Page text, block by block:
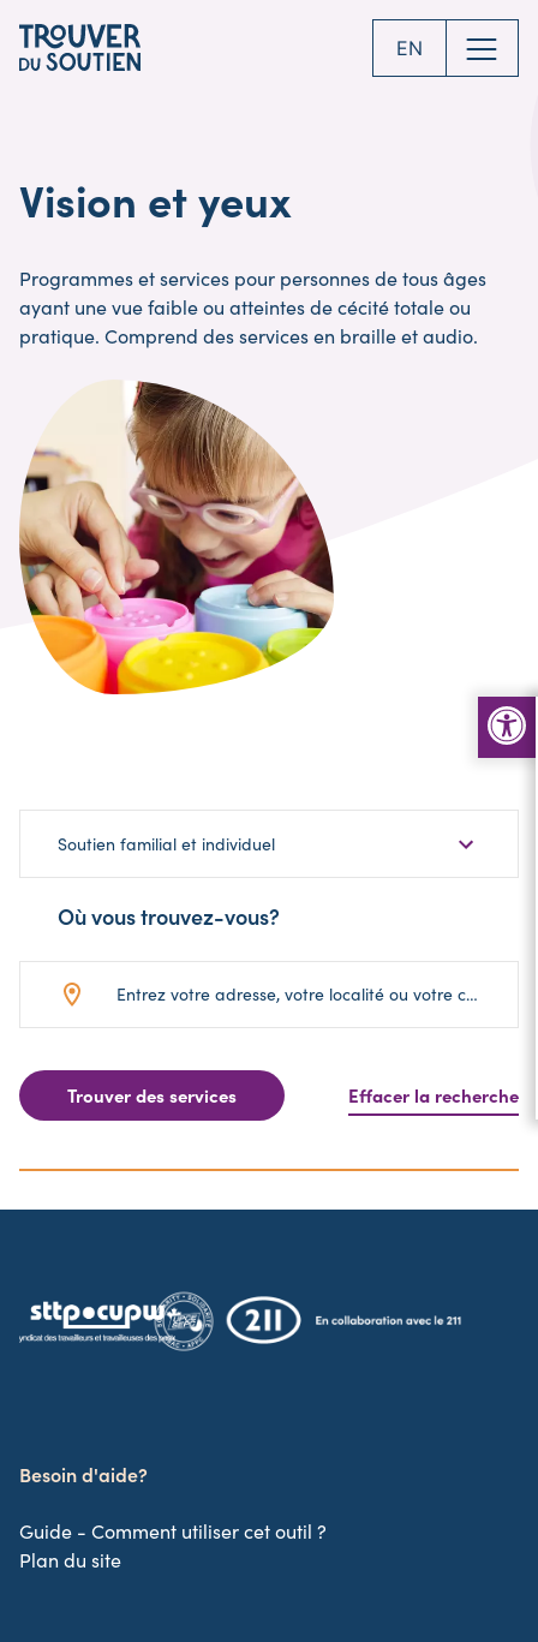
to
main
EN
Vision et yeux
Programmes et services pour personnes de tous âges
ayant une vue faible ou atteintes de cécité totale ou
pratique. Comprend des services en braille et audio.
sous-
catégorie
Soutien familial et individuel
Où vous trouvez-vous?
Trouver des services Effacer la recherche
Besoin d'aide?
Guide - Comment utiliser cet outil ?
Plan du site